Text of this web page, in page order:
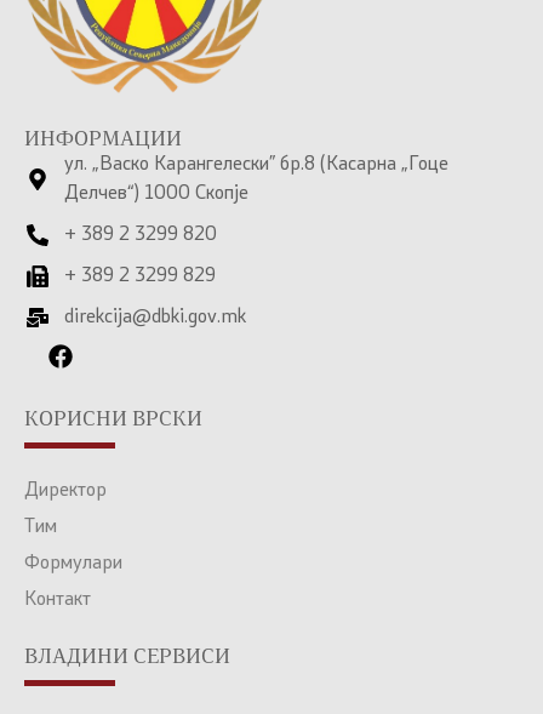
ИНФОРМАЦИИ
ул. „Васко Карангелески” бр.8 (Касарна „Гоце
Делчев“) 1000 Скопје
+ 389 2 3299 820
+ 389 2 3299 829
direkcija@dbki.gov.mk
КОРИСНИ ВРСКИ
Директор
Тим
Формулари
Контакт
ВЛАДИНИ СЕРВИСИ